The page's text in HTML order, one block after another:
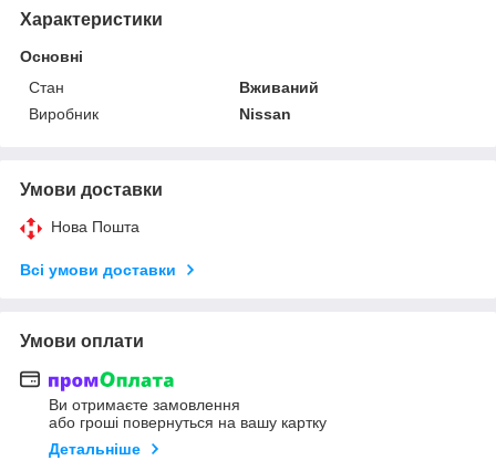
Характеристики
Основні
Стан
Вживаний
Виробник
Nissan
Умови доставки
Нова Пошта
Всі умови доставки
Умови оплати
Ви отримаєте замовлення
або гроші повернуться на вашу картку
Детальніше